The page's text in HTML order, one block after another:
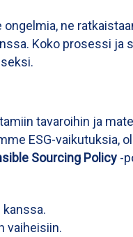
ne
Koko prosessi ja
tavaroihin ja
ESG-vaikutuksia,
Sourcing Policy -
vaiheisiin.